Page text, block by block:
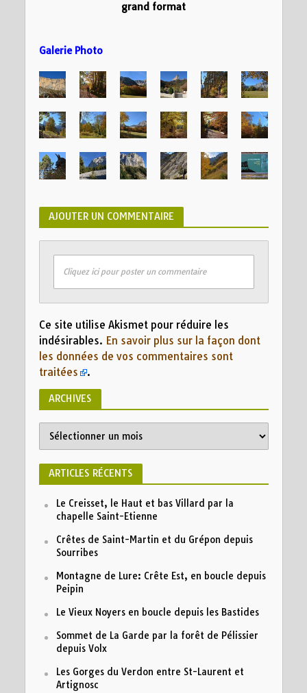
grand format
Galerie Photo
AJOUTER UN COMMENTAIRE
Cliquez ici pour poster un commentaire
Ce site utilise Akismet pour réduire les
indésirables. En savoir plus sur la façon dont
les données de vos commentaires sont
traitées
.
ARCHIVES
ARTICLES RÉCENTS
Le Creisset, le Haut et bas Villard par la
chapelle Saint-Etienne
Crêtes de Saint-Martin et du Grépon depuis
Sourribes
Montagne de Lure: Crête Est, en boucle depuis
Peipin
Le Vieux Noyers en boucle depuis les Bastides
Sommet de La Garde par la forêt de Pélissier
depuis Volx
Les Gorges du Verdon entre St-Laurent et
Artignosc